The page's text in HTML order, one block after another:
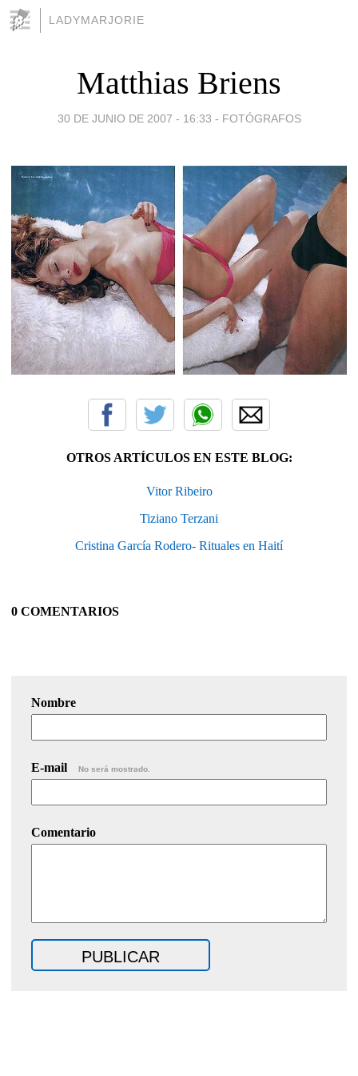
LADYMARJORIE
Matthias Briens
30 DE JUNIO DE 2007 - 16:33 - FOTÓGRAFOS
OTROS ARTÍCULOS EN ESTE BLOG:
Vitor Ribeiro
Tiziano Terzani
Cristina García Rodero- Rituales en Haití
0 COMENTARIOS
Nombre
E-mail No será mostrado.
Comentario